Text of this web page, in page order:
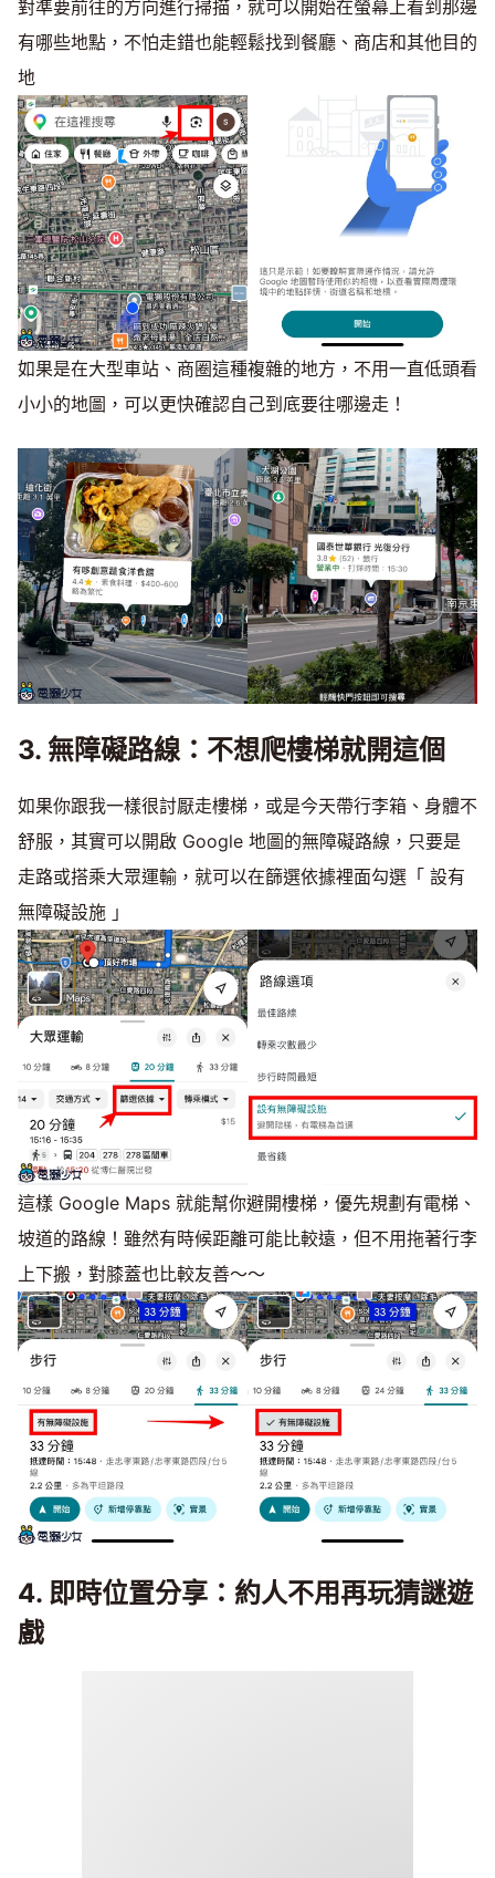
對準要前往的方向進行掃描，就可以開始在螢幕上看到那邊
有哪些地點，不怕走錯也能輕鬆找到餐廳、商店和其他目的
地
如果是在大型車站、商圈這種複雜的地方，不用一直低頭看
小小的地圖，可以更快確認自己到底要往哪邊走！
3. 無障礙路線：不想爬樓梯就開這個
如果你跟我一樣很討厭走樓梯，或是今天帶行李箱、身體不
舒服，其實可以開啟 Google 地圖的無障礙路線，只要是
走路或搭乘大眾運輸，就可以在篩選依據裡面勾選「 設有
無障礙設施 」
這樣 Google Maps 就能幫你避開樓梯，優先規劃有電梯、
坡道的路線！雖然有時候距離可能比較遠，但不用拖著行李
上下搬，對膝蓋也比較友善～～
4. 即時位置分享：約人不用再玩猜謎遊
戲